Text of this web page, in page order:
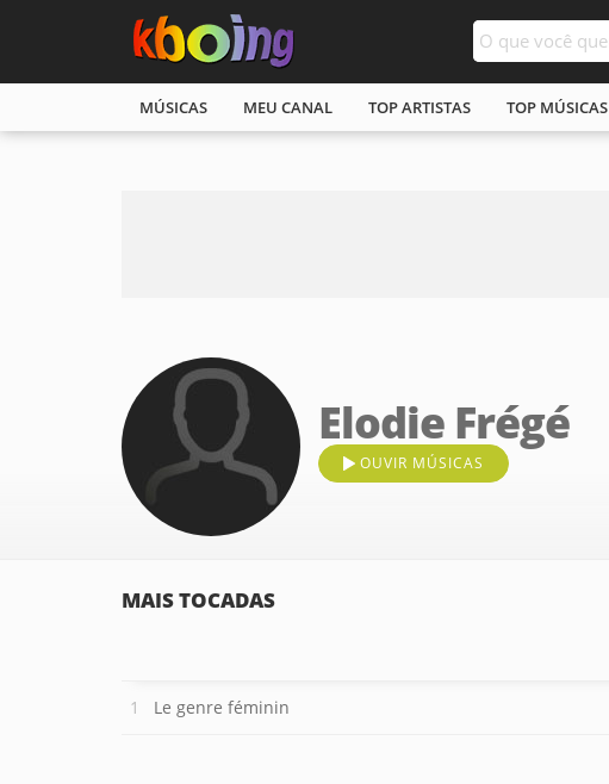
MÚSICAS MEU CANAL TOP ARTISTAS TOP MÚSICAS
Elodie Frégé
OUVIR MÚSICAS
MAIS TOCADAS
Le genre féminin